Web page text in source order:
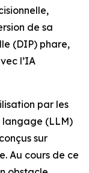
de sa
(DIP) phare,
l’IA
par les
langage (LLM)
sur
Au cours de ce